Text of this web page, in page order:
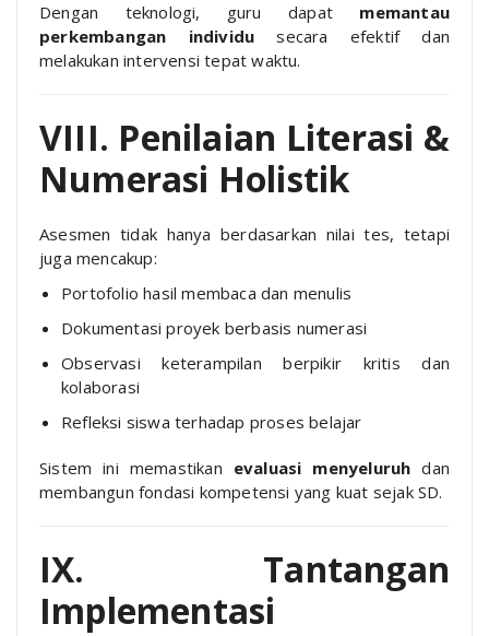
Dengan teknologi, guru dapat memantau
perkembangan individu secara efektif dan
melakukan intervensi tepat waktu.
VIII. Penilaian Literasi &
Numerasi Holistik
Asesmen tidak hanya berdasarkan nilai tes, tetapi
juga mencakup:
Portofolio hasil membaca dan menulis
Dokumentasi proyek berbasis numerasi
Observasi keterampilan berpikir kritis dan
kolaborasi
Refleksi siswa terhadap proses belajar
Sistem ini memastikan evaluasi menyeluruh dan
membangun fondasi kompetensi yang kuat sejak SD.
IX. Tantangan
Implementasi